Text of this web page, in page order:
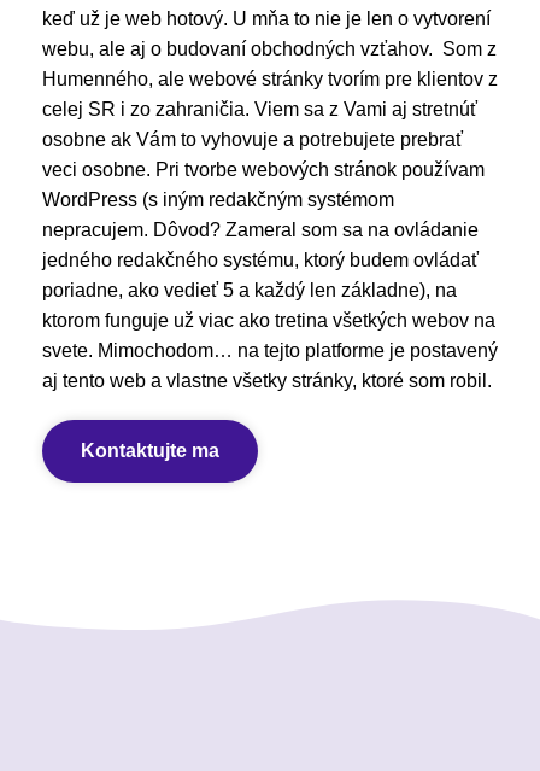
keď už je web hotový. U mňa to nie je len o vytvorení
webu, ale aj o budovaní obchodných vzťahov. Som z
Humenného, ale webové stránky tvorím pre klientov z
celej SR i zo zahraničia. Viem sa z Vami aj stretnúť
osobne ak Vám to vyhovuje a potrebujete prebrať
veci osobne. Pri tvorbe webových stránok používam
WordPress (s iným redakčným systémom
nepracujem. Dôvod? Zameral som sa na ovládanie
jedného redakčného systému, ktorý budem ovládať
poriadne, ako vedieť 5 a každý len základne), na
ktorom funguje už viac ako tretina všetkých webov na
svete. Mimochodom… na tejto platforme je postavený
aj tento web a vlastne všetky stránky, ktoré som robil.
Kontaktujte ma